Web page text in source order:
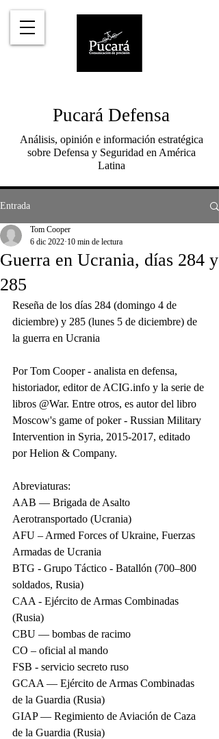
Pucará Defensa
Análisis, opinión e información estratégica
sobre Defensa y Seguridad en América
Latina
Entrada
Guerra en Ucrania, días 284 y
285
Tom Cooper
6 dic 2022 10 min de lectura
Reseña de los días 284 (domingo 4 de
diciembre) y 285 (lunes 5 de diciembre) de
la guerra en Ucrania
Por Tom Cooper - analista en defensa,
historiador, editor de ACIG.info y la serie de
libros @War. Entre otros, es autor del libro
Moscow's game of poker - Russian Military
Intervention in Syria, 2015-2017, editado
por Helion & Company.
Abreviaturas:
AAB — Brigada de Asalto
Aerotransportado (Ucrania)
AFU – Armed Forces of Ukraine, Fuerzas
Armadas de Ucrania
BTG - Grupo Táctico - Batallón (700–800
soldados, Rusia)
CAA - Ejército de Armas Combinadas
(Rusia)
CBU — bombas de racimo
CO – oficial al mando
FSB - servicio secreto ruso
GCAA — Ejército de Armas Combinadas
de la Guardia (Rusia)
GIAP — Regimiento de Aviación de Caza
de la Guardia (Rusia)